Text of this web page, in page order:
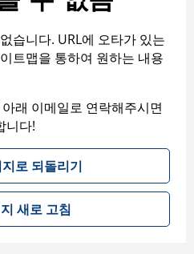
습니다. URL에 오타가 있는
트맵을 통하여 원하는 내용
래 이메일로 연락해주시면
니다!
로 되돌리기
새로 고침